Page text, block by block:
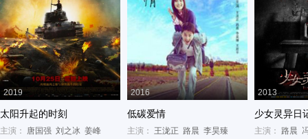
2019
太阳升起的时刻
主演： 唐国强 刘之冰 姜峰
2016
低碳爱情
主演： 王泷正 路晨 李昊臻
2013
少女灵异日
主演： 路晨